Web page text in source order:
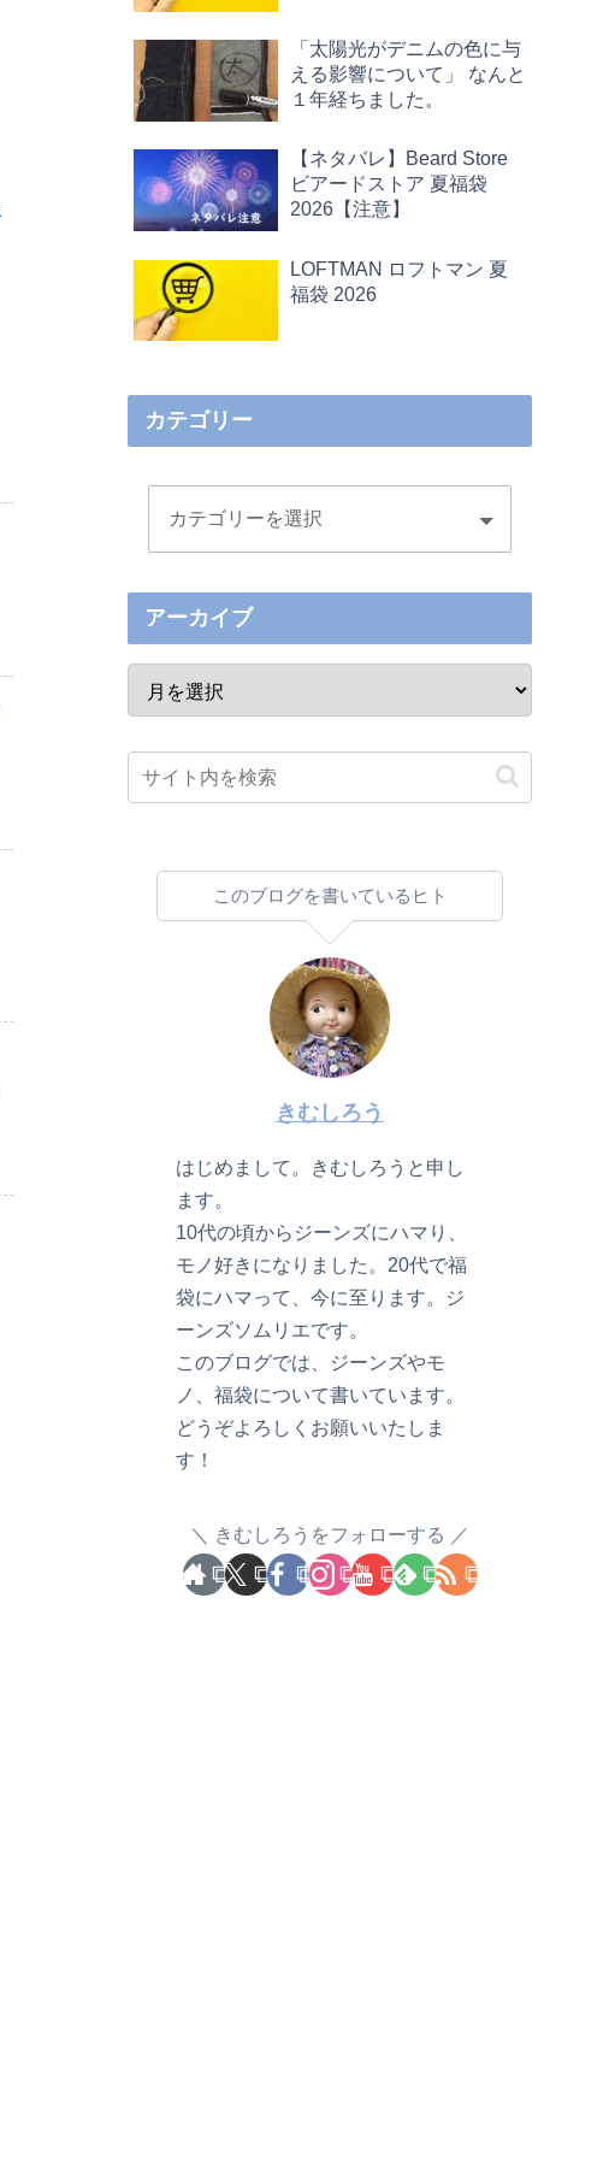
「太陽光がデニムの色に与
える影響について」 なんと
１年経ちました。
【ネタバレ】Beard Store
ビアードストア 夏福袋
2026【注意】
LOFTMAN ロフトマン 夏
福袋 2026
カテゴリー
アーカイブ
このブログを書いているヒト
きむしろう
はじめまして。きむしろうと申し
ます。
10代の頃からジーンズにハマり、
モノ好きになりました。20代で福
袋にハマって、今に至ります。ジ
ーンズソムリエです。
このブログでは、ジーンズやモ
ノ、福袋について書いています。
どうぞよろしくお願いいたしま
す！
きむしろうをフォローする